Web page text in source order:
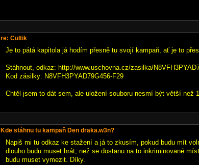
re: Cultik
Je to pátá kapitola já hodím přesně tu svojí kampaň, ať je to
Stáhnout, odkaz: http://www.uschovna.cz/zasilka/
Kod zásilky: N8VFH3PYAD79G456-F29
Chtěl jsem to dát sem, ale uložení souboru nesmí být větší než
Kde stáhnu tu kampaň Den draka.w3n?
Napiš mi tu odkaz ke stažení a já to zkusím, pokud budu mít
dlouho budu muset hrát, než se dostanu na to inkriminované
budu muset vymezit. Díky.